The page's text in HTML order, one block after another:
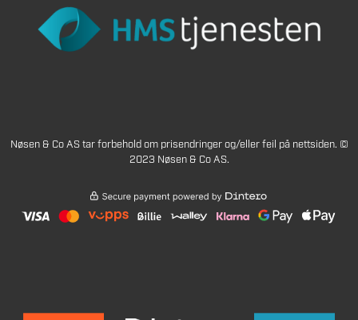
Nøsen & Co AS tar forbehold om prisendringer og/eller feil på nettsiden. ©
2023 Nøsen & Co AS.